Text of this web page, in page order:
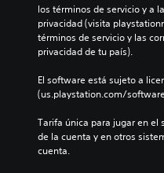
los términos de servicio y a
privacidad (visita
términos de servicio y las
privacidad de tu país).
El software está sujeto a
(us.playstation.com/
Tarifa única para jugar en
de la cuenta y en otros
cuenta.